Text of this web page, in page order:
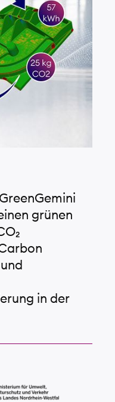
grünen
in der